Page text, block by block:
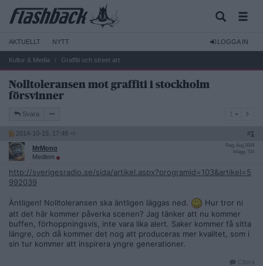
AKTUELLT NYTT LOGGA IN
Kultur & Media Graffiti och street art
Nolltoleransen mot graffiti i stockholm
försvinner
Svara
2014-10-15, 17:48 #1
MrMono
Medlem
Reg: Aug 2009
Inlägg: 724
http://sverigesradio.se/sida/artikel.aspx?programid=103&artikel=5
992039
Äntligen! Nolltoleransen ska äntligen läggas ned.
Hur tror ni
att det här kommer påverka scenen? Jag tänker att nu kommer
buffen, förhoppningsvis, inte vara lika alert. Saker kommer få sitta
längre, och då kommer det nog att produceras mer kvalitet, som i
sin tur kommer att inspirera yngre generationer.
Citera